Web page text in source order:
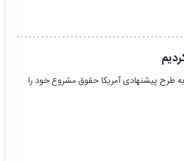
طرح پیشنهادی آمریکا حقوق مشروع خود را